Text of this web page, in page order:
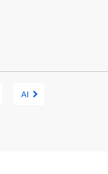
AI